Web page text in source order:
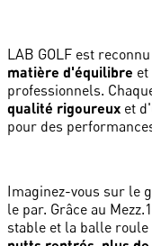
LAB GOLF est
matière d'équilibre
professionnels.
qualité rigoureux et
pour des
Imaginez-vous sur le
le par. Grâce au
stable et la balle